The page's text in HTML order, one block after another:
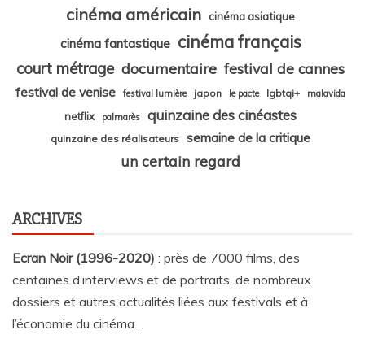
cinéma américain
cinéma asiatique
cinéma fantastique cinéma français
court métrage documentaire festival de cannes
festival de venise festival lumière japon le pacte lgbtqi+ malavida
netflix palmarès quinzaine des cinéastes
quinzaine des réalisateurs semaine de la critique
un certain regard
ARCHIVES
Ecran Noir (1996-2020) : près de 7000 films, des
centaines d’interviews et de portraits, de nombreux
dossiers et autres actualités liées aux festivals et à
l’économie du cinéma…